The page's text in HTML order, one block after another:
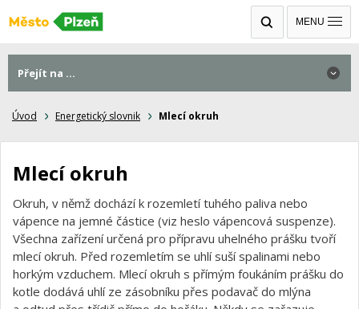
MENU
Úvod Energetický slovnik Mlecí okruh
Mlecí okruh
Okruh, v němž dochází k rozemletí tuhého paliva nebo
vápence na jemné částice (viz heslo vápencová suspenze).
Všechna zařízení určená pro přípravu uhelného prášku tvoří
mlecí okruh. Před rozemletím se uhlí suší spalinami nebo
horkým vzduchem. Mlecí okruh s přímým foukáním prášku do
kotle dodává uhlí ze zásobníku přes podavač do mlýna
Přejít na ...